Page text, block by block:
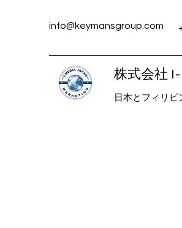
info@keymansgroup.com
株式会社
日本とフィリピ